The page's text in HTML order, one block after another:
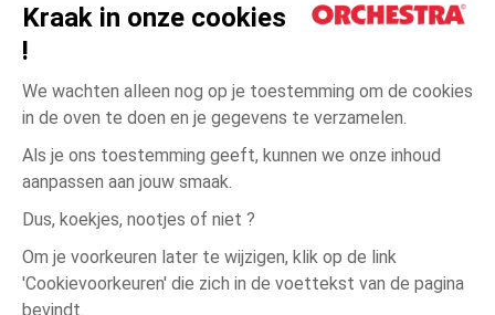
Kraak in onze cookies
!
We wachten alleen nog op je toestemming om de cookies
in de oven te doen en je gegevens te verzamelen.
Als je ons toestemming geeft, kunnen we onze inhoud
aanpassen aan jouw smaak.
Dus, koekjes, nootjes of niet ?
Om je voorkeuren later te wijzigen, klik op de link
'Cookievoorkeuren' die zich in de voettekst van de pagina
bevindt.
Roze Roze
4
Algemene verkoopsvoorwaarden
Wettelijke bepalingen
Persoonsgegevens